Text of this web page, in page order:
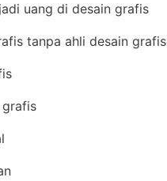
uang di desain grafis
tanpa ahli desain grafis